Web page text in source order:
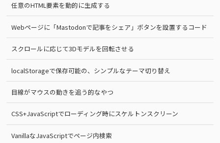
任意のHTML要素を動的に生成する
Webページに「Mastodonで記事をシェア」ボタンを設置するコード
スクロールに応じて3Dモデルを回転させる
localStorageで保存可能の、シンプルなテーマ切り替え
目線がマウスの動きを追う的なやつ
CSS+JavaScriptでローディング時にスケルトンスクリーン
VanillaなJavaScriptでページ内検索